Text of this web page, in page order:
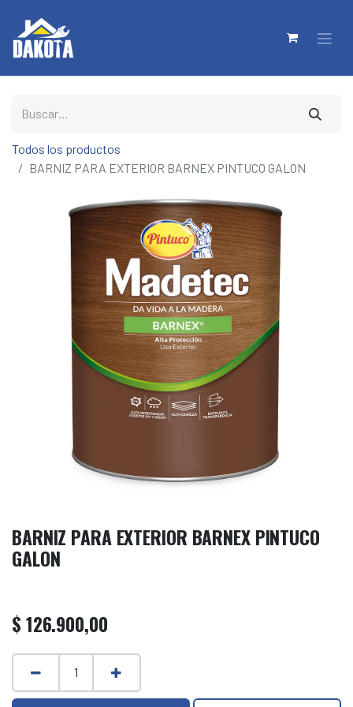
Todos los productos
BARNIZ PARA EXTERIOR BARNEX PINTUCO GALON
BARNIZ PARA EXTERIOR BARNEX PINTUCO
GALON
$ 126.900,00